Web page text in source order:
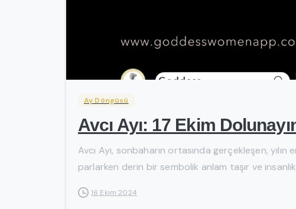
Ay Döngüsü
Avcı Ayı: 17 Ekim
Avcı Ayı, sonbaharın ortasında gerçekleşen,
parlarken derin bir sembolik anlam taşır ve
16 Ekim 2024